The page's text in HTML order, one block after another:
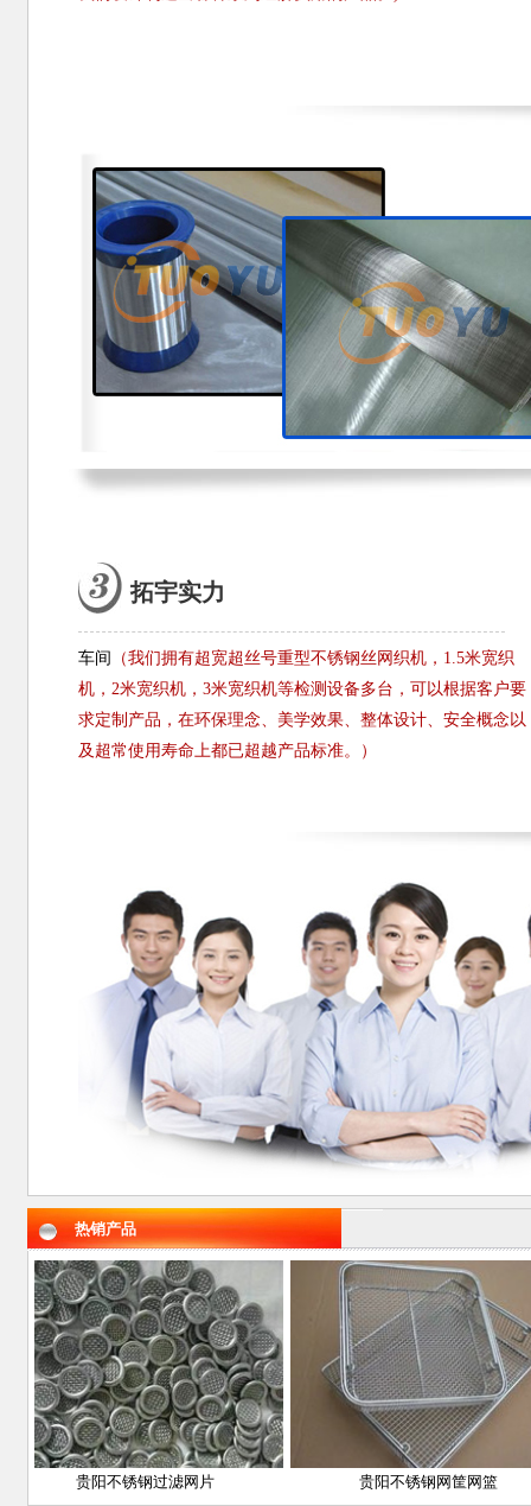
拓宇实力
车间
（我们拥有超宽超丝号重型不锈钢丝网织机，1.5米宽织
机，2米宽织机，3米宽织机等检测设备多台，可以根据客户要
求定制产品，在环保理念、美学效果、整体设计、安全概念以
及超常使用寿命上都已超越产品标准。）
热销产品
贵阳不锈钢过滤网片 贵阳不锈钢网筐网篮